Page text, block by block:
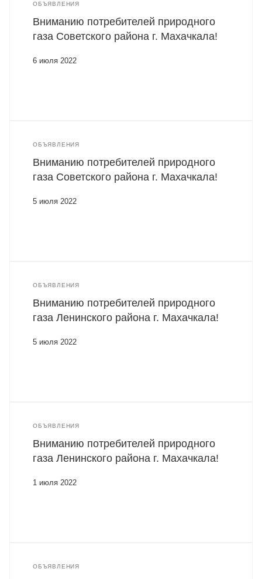
ОБЪЯВЛЕНИЯ
Вниманию потребителей природного
газа Советского района г. Махачкала!
6 июля 2022
ОБЪЯВЛЕНИЯ
Вниманию потребителей природного
газа Советского района г. Махачкала!
5 июля 2022
ОБЪЯВЛЕНИЯ
Вниманию потребителей природного
газа Ленинского района г. Махачкала!
5 июля 2022
ОБЪЯВЛЕНИЯ
Вниманию потребителей природного
газа Ленинского района г. Махачкала!
1 июля 2022
ОБЪЯВЛЕНИЯ